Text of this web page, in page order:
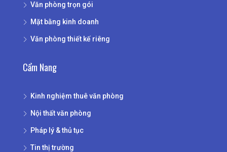
Văn phòng trọn gói
Mặt bằng kinh doanh
Văn phòng thiết kế riêng
Cẩm Nang
Kinh nghiệm thuê văn phòng
Nội thất văn phòng
Pháp lý & thủ tục
Tin thị trường